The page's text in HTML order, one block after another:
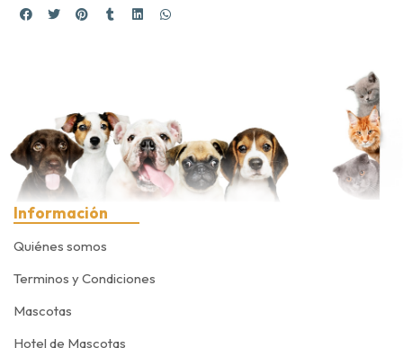
Información
Quiénes somos
Terminos y Condiciones
Mascotas
Hotel de Mascotas